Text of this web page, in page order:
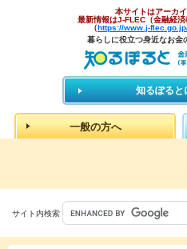
本サイトはアーカイ
最新情報はJ-FLEC（金融経
（https://www.j-
暮らしに役立つ身近なお金
知るぽると
一般の方へ
サイト内検索